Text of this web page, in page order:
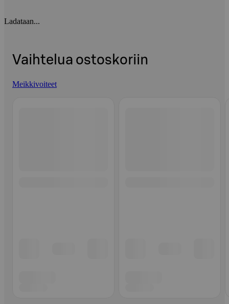
Ladataan...
Vaihtelua ostoskoriin
Meikkivoiteet